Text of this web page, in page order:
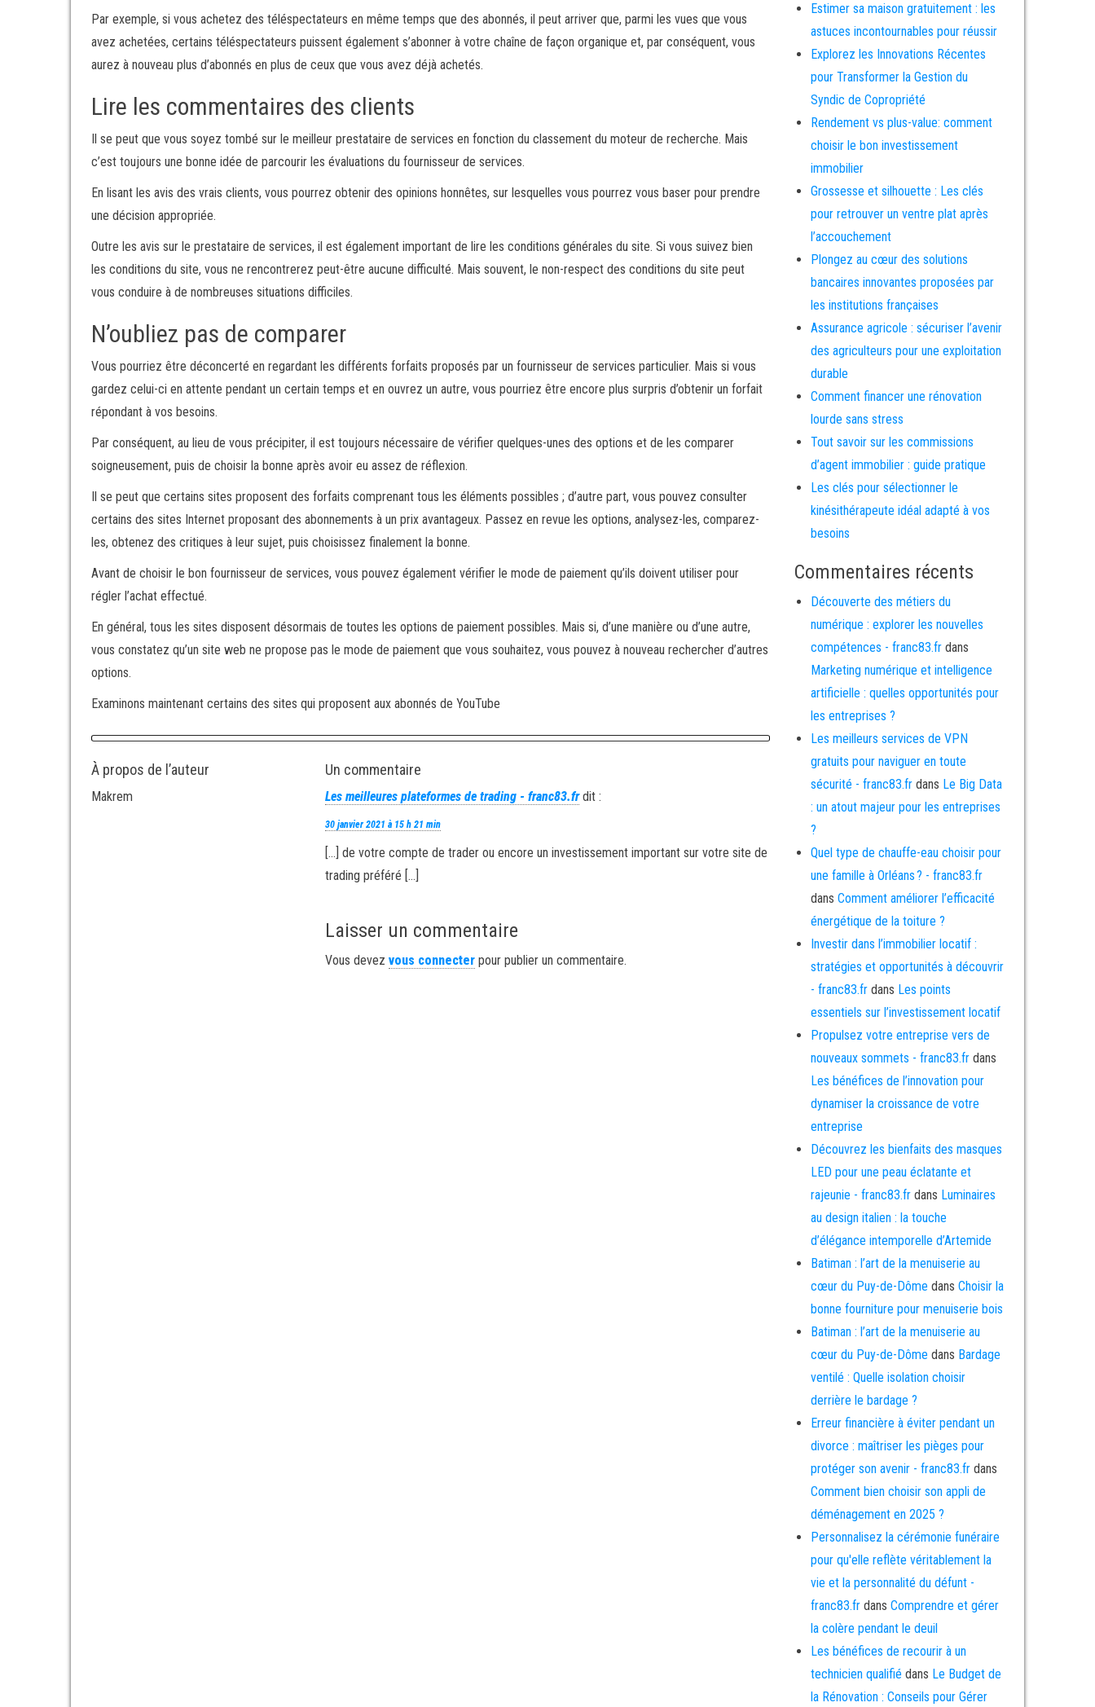
Par exemple, si vous achetez des téléspectateurs en même temps que des abonnés, il peut arriver que, parmi les vues que vous
avez achetées, certains téléspectateurs puissent également s’abonner à votre chaîne de façon organique et, par conséquent, vous
aurez à nouveau plus d’abonnés en plus de ceux que vous avez déjà achetés.
Lire les commentaires des clients
Il se peut que vous soyez tombé sur le meilleur prestataire de services en fonction du classement du moteur de recherche. Mais
c’est toujours une bonne idée de parcourir les évaluations du fournisseur de services.
En lisant les avis des vrais clients, vous pourrez obtenir des opinions honnêtes, sur lesquelles vous pourrez vous baser pour prendre
une décision appropriée.
Outre les avis sur le prestataire de services, il est également important de lire les conditions générales du site. Si vous suivez bien
les conditions du site, vous ne rencontrerez peut-être aucune difficulté. Mais souvent, le non-respect des conditions du site peut
vous conduire à de nombreuses situations difficiles.
N’oubliez pas de comparer
Vous pourriez être déconcerté en regardant les différents forfaits proposés par un fournisseur de services particulier. Mais si vous
gardez celui-ci en attente pendant un certain temps et en ouvrez un autre, vous pourriez être encore plus surpris d’obtenir un forfait
répondant à vos besoins.
Par conséquent, au lieu de vous précipiter, il est toujours nécessaire de vérifier quelques-unes des options et de les comparer
soigneusement, puis de choisir la bonne après avoir eu assez de réflexion.
Il se peut que certains sites proposent des forfaits comprenant tous les éléments possibles ; d’autre part, vous pouvez consulter
certains des sites Internet proposant des abonnements à un prix avantageux. Passez en revue les options, analysez-les, comparez-
les, obtenez des critiques à leur sujet, puis choisissez finalement la bonne.
Avant de choisir le bon fournisseur de services, vous pouvez également vérifier le mode de paiement qu’ils doivent utiliser pour
régler l’achat effectué.
En général, tous les sites disposent désormais de toutes les options de paiement possibles. Mais si, d’une manière ou d’une autre,
vous constatez qu’un site web ne propose pas le mode de paiement que vous souhaitez, vous pouvez à nouveau rechercher d’autres
options.
Examinons maintenant certains des sites qui proposent aux abonnés de YouTube
À propos de l’auteur
Makrem
Un commentaire
Les meilleures plateformes de trading - franc83.fr dit :
30 janvier 2021 à 15 h 21 min
[…] de votre compte de trader ou encore un investissement important sur votre site de
trading préféré […]
Laisser un commentaire
Vous devezvous connecter pour publier un commentaire.
Estimer sa maison gratuitement : les
astuces incontournables pour réussir
Explorez les Innovations Récentes
pour Transformer la Gestion du
Syndic de Copropriété
Rendement vs plus-value: comment
choisir le bon investissement
immobilier
Grossesse et silhouette : Les clés
pour retrouver un ventre plat après
l’accouchement
Plongez au cœur des solutions
bancaires innovantes proposées par
les institutions françaises
Assurance agricole : sécuriser l’avenir
des agriculteurs pour une exploitation
durable
Comment financer une rénovation
lourde sans stress
Tout savoir sur les commissions
d’agent immobilier : guide pratique
Les clés pour sélectionner le
kinésithérapeute idéal adapté à vos
besoins
Commentaires récents
Découverte des métiers du
numérique : explorer les nouvelles
compétences - franc83.frdans
Marketing numérique et intelligence
artificielle : quelles opportunités pour
les entreprises ?
Les meilleurs services de VPN
gratuits pour naviguer en toute
sécurité - franc83.frdans Le Big Data
: un atout majeur pour les entreprises
?
Quel type de chauffe-eau choisir pour
une famille à Orléans ? - franc83.fr
dans Comment améliorer l’efficacité
énergétique de la toiture ?
Investir dans l’immobilier locatif :
stratégies et opportunités à découvrir
- franc83.frdans Les points
essentiels sur l’investissement locatif
Propulsez votre entreprise vers de
nouveaux sommets - franc83.frdans
Les bénéfices de l’innovation pour
dynamiser la croissance de votre
entreprise
Découvrez les bienfaits des masques
LED pour une peau éclatante et
rajeunie - franc83.frdans Luminaires
au design italien : la touche
d’élégance intemporelle d’Artemide
Batiman : l’art de la menuiserie au
cœur du Puy-de-Dôme dans Choisir la
bonne fourniture pour menuiserie bois
Batiman : l’art de la menuiserie au
cœur du Puy-de-Dôme dans Bardage
ventilé : Quelle isolation choisir
derrière le bardage ?
Erreur financière à éviter pendant un
divorce : maîtriser les pièges pour
protéger son avenir - franc83.frdans
Comment bien choisir son appli de
déménagement en 2025 ?
Personnalisez la cérémonie funéraire
pour qu'elle reflète véritablement la
vie et la personnalité du défunt -
franc83.frdans Comprendre et gérer
la colère pendant le deuil
Les bénéfices de recourir à un
technicien qualifié dans Le Budget de
la Rénovation : Conseils pour Gérer